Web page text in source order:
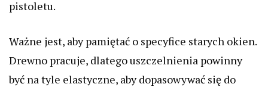
pistoletu.
Ważne jest, aby pamiętać o specyfice starych okien.
Drewno pracuje, dlatego uszczelnienia powinny
być na tyle elastyczne, aby dopasowywać się do